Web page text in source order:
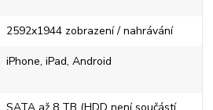
2592x1944 zobrazení / nahrávání
iPhone, iPad, Android